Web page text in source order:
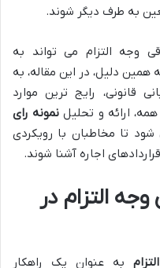
به طرف دیگر شوند.
وجه التزام می تواند به
دلیل، در این مقاله، به
قانونی، رایج ترین موارد
ارائه و تحلیل نمونه رای
شود تا مخاطبان با رویکردی
اجاره آشنا شوند.
التزام در
به عنوان یک راهکار